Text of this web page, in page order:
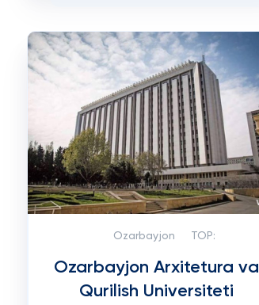
Ozarbayjon TOP:
Ozarbayjon Arxitetura va
Qurilish Universiteti